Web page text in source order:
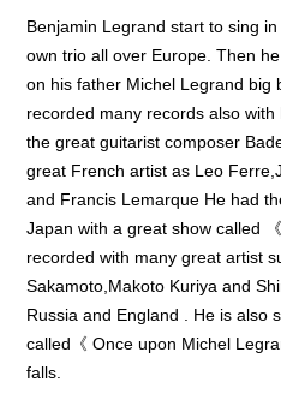
Benjamin Legrand start to sing
own trio all over Europe. Then
on his father Michel Legrand big
recorded many records also
the great guitarist composer
great French artist as Leo
and Francis Lemarque He had
Japan with a great show called
recorded with many great artist
Sakamoto,Makoto Kuriya and
Russia and England . He is also
called《 Once upon Michel
falls.